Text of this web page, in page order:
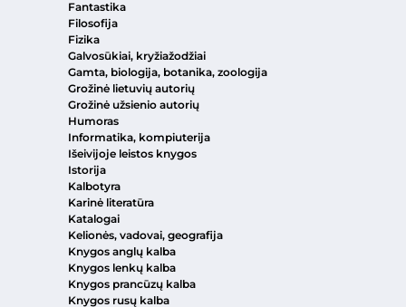
Fantastika
Filosofija
Fizika
Galvosūkiai, kryžiažodžiai
Gamta, biologija, botanika, zoologija
Grožinė lietuvių autorių
Grožinė užsienio autorių
Humoras
Informatika, kompiuterija
Išeivijoje leistos knygos
Istorija
Kalbotyra
Karinė literatūra
Katalogai
Kelionės, vadovai, geografija
Knygos anglų kalba
Knygos lenkų kalba
Knygos prancūzų kalba
Knygos rusų kalba